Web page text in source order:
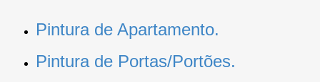
Pintura de Apartamento.
Pintura de Portas/Portões.